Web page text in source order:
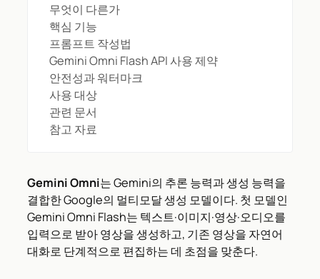
무엇이 다른가
핵심 기능
프롬프트 작성법
Gemini Omni Flash API 사용 제약
안전성과 워터마크
사용 대상
관련 문서
참고 자료
Gemini Omni는 Gemini의 추론 능력과 생성 능력을
결합한 Google의 멀티모달 생성 모델이다. 첫 모델인
Gemini Omni Flash는 텍스트·이미지·영상·오디오를
입력으로 받아 영상을 생성하고, 기존 영상을 자연어
대화로 단계적으로 편집하는 데 초점을 맞춘다.